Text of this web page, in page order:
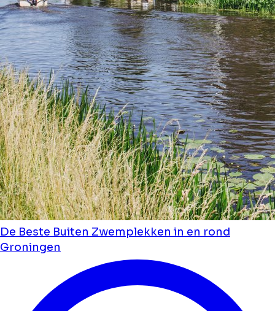
De Beste Buiten Zwemplekken in en rond
Groningen